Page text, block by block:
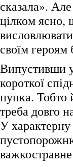
сказала».
цілком ясно,
своїм героям
Випустивши
короткої
пупка. Тобто
треба довго
У характерну